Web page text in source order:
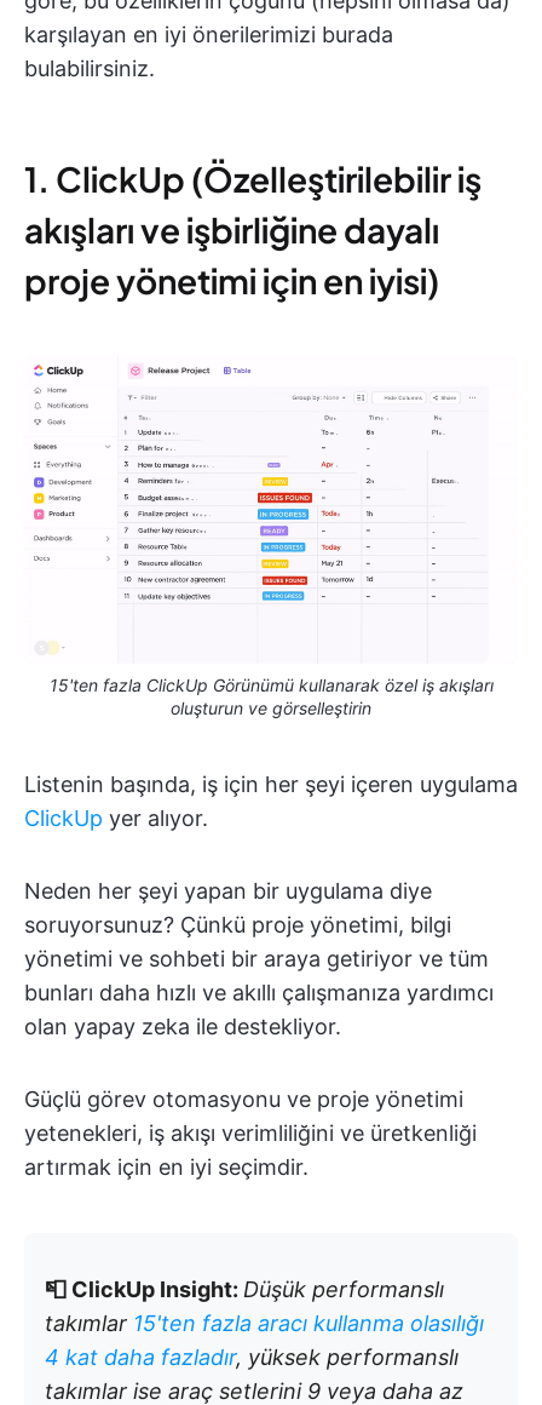
karşılayan en iyi önerilerimizi burada
bulabilirsiniz.
1. ClickUp (Özelleştirilebilir iş
akışları ve işbirliğine dayalı
proje yönetimi için en iyisi)
15'ten fazla ClickUp Görünümü kullanarak özel iş akışları
oluşturun ve görselleştirin
Listenin başında, iş için her şeyi içeren uygulama
ClickUp yer alıyor.
Neden her şeyi yapan bir uygulama diye
soruyorsunuz? Çünkü proje yönetimi, bilgi
yönetimi ve sohbeti bir araya getiriyor ve tüm
bunları daha hızlı ve akıllı çalışmanıza yardımcı
olan yapay zeka ile destekliyor.
Güçlü görev otomasyonu ve proje yönetimi
yetenekleri, iş akışı verimliliğini ve üretkenliği
artırmak için en iyi seçimdir.
📮 ClickUp Insight: Düşük performanslı
takımlar 15'ten fazla aracı kullanma olasılığı
4 kat daha fazladır, yüksek performanslı
takımlar ise araç setlerini 9 veya daha az